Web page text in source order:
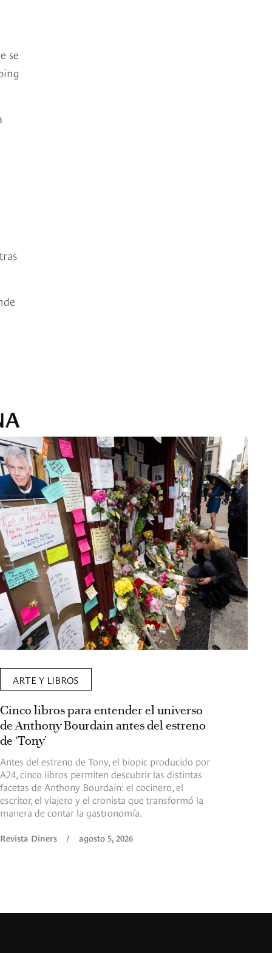
se
ARTE Y LIBROS
Cinco libros para entender el universo
de Anthony Bourdain antes del estreno
de ‘Tony’
Antes del estreno de Tony, el biopic producido por
A24, cinco libros permiten descubrir las distintas
facetas de Anthony Bourdain: el cocinero, el
escritor, el viajero y el cronista que transformó la
manera de contar la gastronomía.
Revista Diners / agosto 5, 2026